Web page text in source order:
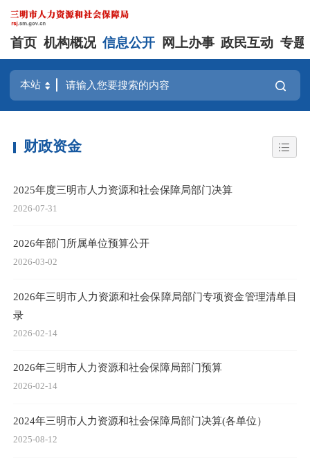
首页 机构概况 信息公开 网上办事 政民互动 专题
财政资金
2025年度三明市人力资源和社会保障局部门决算
2026-07-31
2026年部门所属单位预算公开
2026-03-02
2026年三明市人力资源和社会保障局部门专项资金管理清单目
录
2026-02-14
2026年三明市人力资源和社会保障局部门预算
2026-02-14
2024年三明市人力资源和社会保障局部门决算(各单位）
2025-08-12